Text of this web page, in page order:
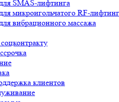
SMAS-лифтинга
микроигольчатого RF-
вибрационного массажа
клиентов